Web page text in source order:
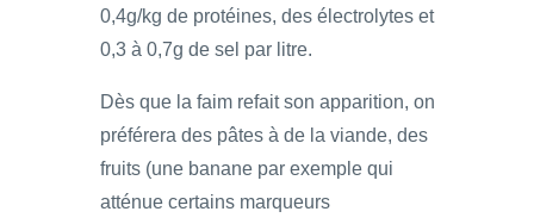
0,4g/kg de protéines, des électrolytes et
0,3 à 0,7g de sel par litre.
Dès que la faim refait son apparition, on
préférera des pâtes à de la viande, des
fruits (une banane par exemple qui
atténue certains marqueurs